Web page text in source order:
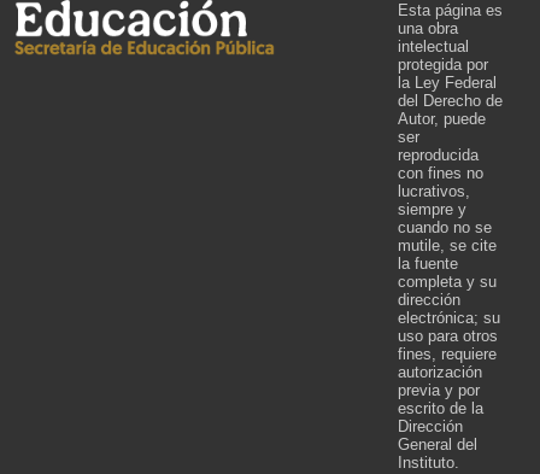
Esta página es
una obra
intelectual
protegida por
la Ley Federal
del Derecho de
Autor, puede
ser
reproducida
con fines no
lucrativos,
siempre y
cuando no se
mutile, se cite
la fuente
completa y su
dirección
electrónica; su
uso para otros
fines, requiere
autorización
previa y por
escrito de la
Dirección
General del
Instituto.